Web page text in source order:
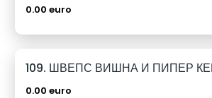
0.00 euro
0.00 euro